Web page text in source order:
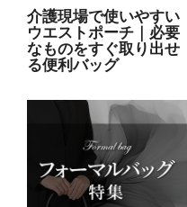
介護現場で使いやすい
ウエストポーチ｜必要
なものをすぐ取り出せ
る便利バッグ